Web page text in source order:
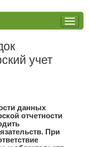
учет
данных
отчетности
При